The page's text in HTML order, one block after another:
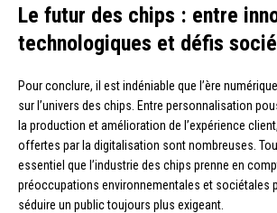
Le futur des chips : entre
technologiques et défis
Pour conclure, il est indéniable que l’ère
sur l’univers des chips. Entre personnalisation
la production et amélioration de l’expérience
offertes par la digitalisation sont nombreuses.
essentiel que l’industrie des chips prenne en
préoccupations environnementales et sociétales
séduire un public toujours plus exigeant.